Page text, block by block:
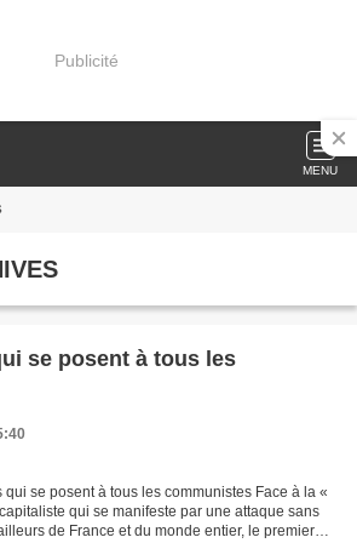
Publicité
MENU
se posent à tous les
se posent à tous les communistes Face à la «
qui se manifeste par une attaque sans
de France et du monde entier, le premier